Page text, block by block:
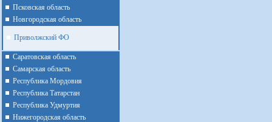
Псковская область
Новгородская область
Приволжский ФО
Cаратовская область
Cамарская область
Республика Мордовия
Республика Татарстан
Республика Удмуртия
Нижегородская область